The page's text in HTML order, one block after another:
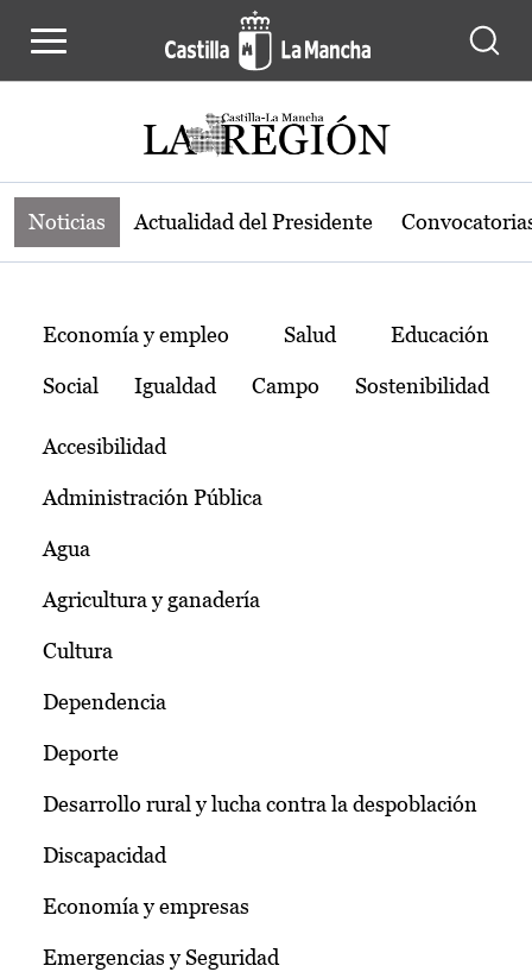
Noticias de la región de Castilla-La
Noticias Actualidad del Presidente
Temas
Economía y empleo Salud Educación
Social Igualdad Campo Sostenibilidad
Accesibilidad
Administración Pública
Agua
Agricultura y ganadería
Cultura
Dependencia
Deporte
Desarrollo rural y lucha contra la despoblación
Discapacidad
Economía y empresas
Emergencias y Seguridad